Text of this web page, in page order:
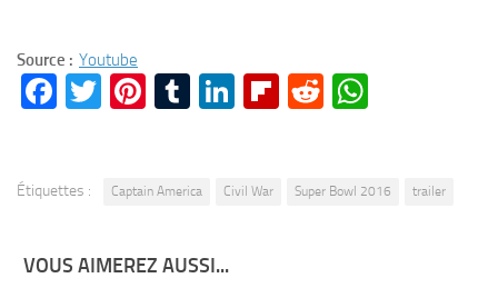
Source : Youtube
Facebook
TwitterPinterest
TumblrLinkedIn
Flipboard
Reddit
Étiquettes : Captain America Civil War Super Bowl 2016 trailer
VOUS AIMEREZ AUSSI...